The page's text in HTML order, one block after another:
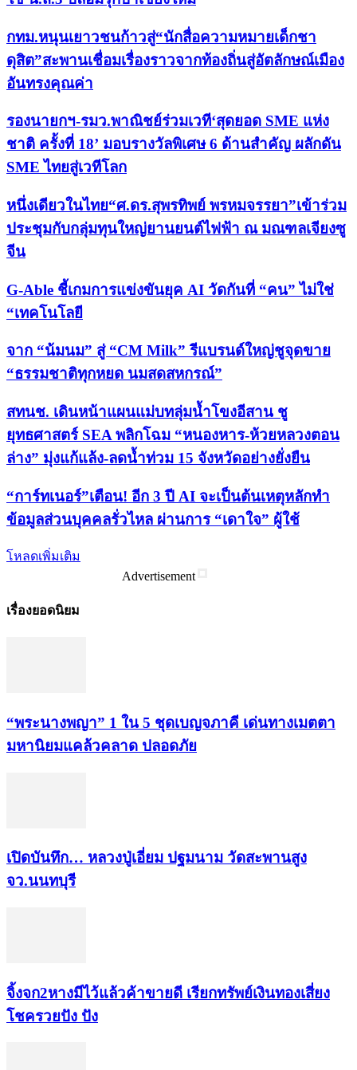
กทม.หนุนเยาวชนก้าวสู่“นักสื่อความหมายเด็กชา
ดุสิต”สะพานเชื่อมเรื่องราวจากท้องถิ่นสู่อัตลักษณ์เมือง
อันทรงคุณค่า
รองนายกฯ-รมว.พาณิชย์ร่วมเวที‘สุดยอด SME แห่ง
ชาติ ครั้งที่ 18’ มอบรางวัลพิเศษ 6 ด้านสำคัญ ผลักดัน
SME ไทยสู่เวทีโลก
หนึ่งเดียวในไทย“ศ.ดร.สุพรทิพย์ พรหมจรรยา”เข้าร่วม
ประชุมกับกลุ่มทุนใหญ่ยานยนต์ไฟฟ้า ณ มณฑลเจียงซู
จีน
G-Able ชี้เกมการแข่งขันยุค AI วัดกันที่ “คน” ไม่ใช่
“เทคโนโลยี
จาก “น้มนม” สู่ “CM Milk” รีแบรนด์ใหญ่ชูจุดขาย
“ธรรมชาติทุกหยด นมสดสหกรณ์”
สทนช. เดินหน้าแผนแม่บทลุ่มน้ำโขงอีสาน ชู
ยุทธศาสตร์ SEA พลิกโฉม “หนองหาร-ห้วยหลวงตอน
ล่าง” มุ่งแก้แล้ง-ลดน้ำท่วม 15 จังหวัดอย่างยั่งยืน
“การ์ทเนอร์”เตือน! อีก 3 ปี AI จะเป็นต้นเหตุหลักทำ
ข้อมูลส่วนบุคคลรั่วไหล ผ่านการ “เดาใจ” ผู้ใช้
โหลดเพิ่มเติม
Advertisement
เรื่องยอดนิยม
“พระ​นาง​พญา” 1 ใน 5​ ชุดเบญจ​ภาคี​ เด่นทางเมตตา​
มหา​นิยม​แคล้วคลาด​ ปลอดภัย​
เปิดบันทึก… หลวงปู่เอี่ยม ​ปฐม​นาม​ วัดสะพานสูง​
จว.นนทบุรี
จิ้งจก​2​หาง​มีไว้แล้ว​ค้าขาย​ดี​ เรียก​ทรัพย์เงินทอง​เสี่ยง
โชค​รวยปัง​ ปัง​